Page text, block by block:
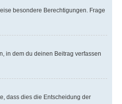
besondere Berechtigungen. Frage
in dem du deinen Beitrag verfassen
dass dies die Entscheidung der